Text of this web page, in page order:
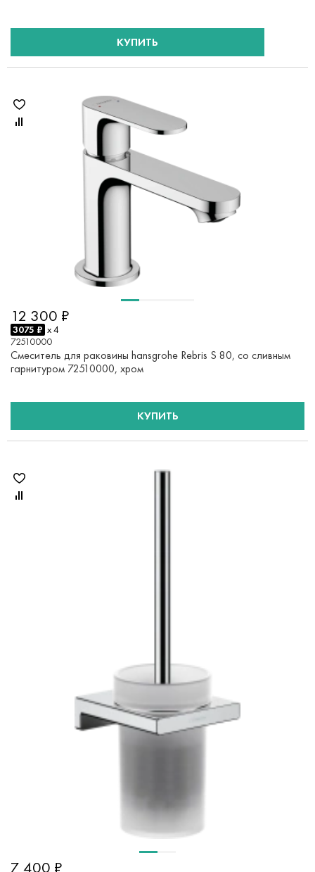
КУПИТЬ
12 300 ₽
3075 ₽ x 4
72510000
Смеситель для раковины hansgrohe Rebris S 80, со сливным
гарнитуром 72510000, хром
КУПИТЬ
7 400 ₽